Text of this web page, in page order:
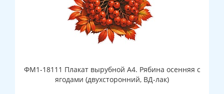
ФМ1-18111 Плакат вырубной А4. Рябина осенняя с
ягодами (двухсторонний, ВД-лак)